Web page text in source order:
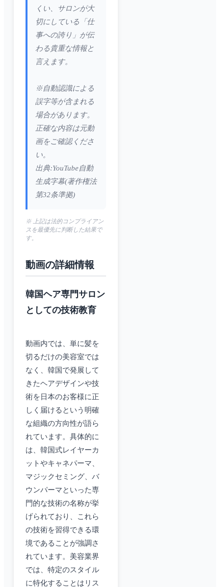
くい、サロンが大
切にしている「仕
事への誇り」が伝
わる貴重な情報と
言えます。
※自動認識による
誤字等が含まれる
場合があります。
正確な内容は元動
画をご確認くださ
い。
出典:YouTube自動
生成字幕(著作権法
第32条準拠)
※ 上記は法的コンプライアン
スを最優先に判断した結果で
す。
動画の詳細情報
韓国ヘア専門サロン
としての技術教育
動画内では、単に髪を
切るだけの美容室では
なく、韓国で発展して
きたヘアデザインや技
術を日本のお客様に正
しく届けるという明確
な組織の方向性が語ら
れています。具体的に
は、韓国式レイヤーカ
ットやキャネパーマ、
マジックセミング、バ
ウンパーマといった専
門的な技術の名称が挙
げられており、これら
の技術を習得できる環
境であることが強調さ
れています。美容業界
では、特定のスタイル
に特化することはリス